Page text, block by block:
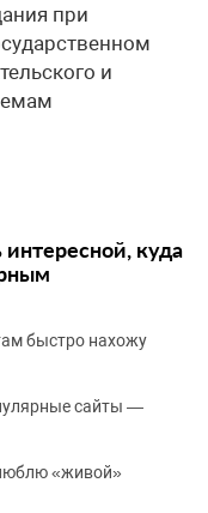
при
и
интересной, куда
быстро нахожу
сайты —
«живой»